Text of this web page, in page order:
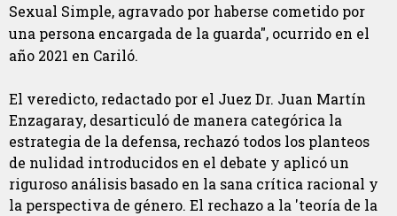
Sexual Simple, agravado por haberse cometido por
una persona encargada de la guarda", ocurrido en el
año 2021 en Cariló.
El veredicto, redactado por el Juez Dr. Juan Martín
Enzagaray, desarticuló de manera categórica la
estrategia de la defensa, rechazó todos los planteos
de nulidad introducidos en el debate y aplicó un
riguroso análisis basado en la sana crítica racional y
la perspectiva de género. El rechazo a la 'teoría de la